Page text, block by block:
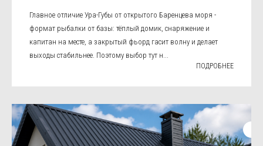
Главное отличие Ура-Губы от открытого Баренцева моря -
формат рыбалки от базы: тёплый домик, снаряжение и
капитан на месте, а закрытый фьорд гасит волну и делает
выходы стабильнее. Поэтому выбор тут н...
ПОДРОБНЕЕ